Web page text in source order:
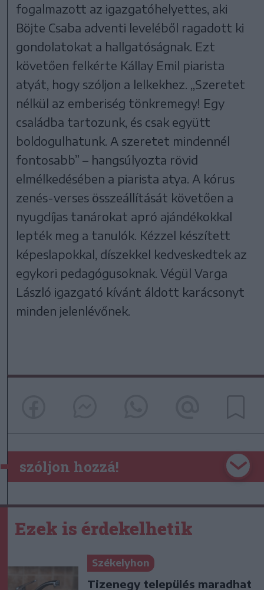
fogalmazott az igazgatóhelyettes, aki
Böjte Csaba adventi leveléből ragadott ki
gondolatokat a hallgatóságnak. Ezt
követően felkérte Kállay Emil piarista
atyát, hogy szóljon a lelkekhez. „Szeretet
nélkül az emberiség tönkremegy! Egy
családba tartozunk, és csak együtt
boldogulhatunk. A szeretet mindennél
fontosabb” – hangsúlyozta rövid
elmélkedésében a piarista atya. A kórus
zenés-verses összeállítását követően a
nyugdíjas tanárokat apró ajándékokkal
lepték meg a tanulók. Kézzel készített
képeslapokkal, díszekkel kedveskedtek az
egykori pedagógusoknak. Végül Varga
László igazgató kívánt áldott karácsonyt
minden jelenlévőnek.
szóljon hozzá!
Ezek is érdekelhetik
Székelyhon
Tizenegy település maradhat